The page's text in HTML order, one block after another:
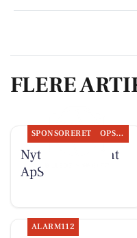
FLERE
SPONSORERET OPSLAGSTAVLEN
Nyt fra Fairpaint
ApS
ALARM112